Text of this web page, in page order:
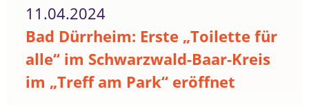
11.04.2024
Bad Dürrheim: Erste „Toilette für
alle“ im Schwarzwald-Baar-Kreis
im „Treff am Park“ eröffnet